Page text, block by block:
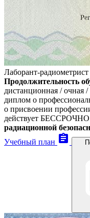
Лаборант-радиометрист
Продолжительность
дистанционная / очная /
диплом о
о присвоении
действует БЕССРОЧНО
радиационной
Учебный план assignment